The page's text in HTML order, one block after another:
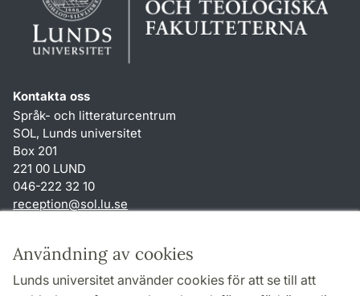
Användning av cookies
Lunds universitet använder cookies för att se till att
Kontakta oss
Språk- och litteraturcentrum
SOL, Lunds universitet
Box 201
221 00 LUND
046-222 32 10
reception@sol.lu.se
Genvägar
Om webbplatsen och cookies
Behandling av personuppgifter